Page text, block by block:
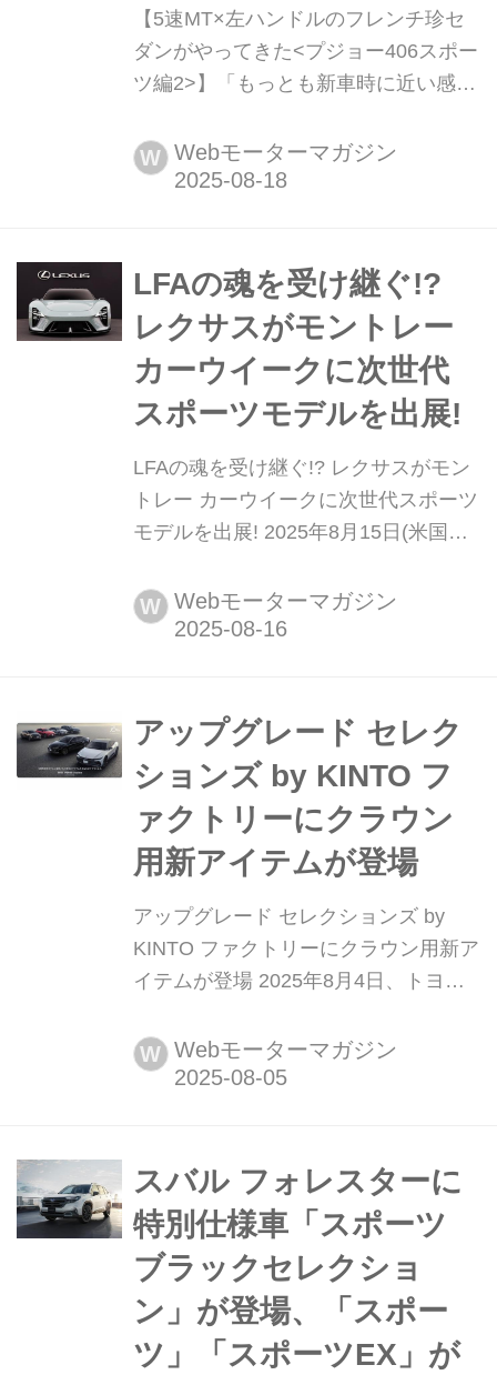
【5速MT×左ハンドルのフレンチ珍セ
ダンがやってきた<プジョー406スポー
ツ編2>】「もっとも新車時に近い感
白い!! 我が「プジョー 406 スポーツ」
が、雑誌デビューを果たしました。地
だきたく。大手中古車サイトでも3台
とか4台しか掲載されていない(編集部
調べ)希少車だけに、走りの味わい以外
にも着目しておいたほうがいいポイン
ト...
W Webモーターマガジン
LFAの魂を受け継ぐ!?
レクサスがモントレー
カーウイークに次世代
スポーツモデルを出展!
LFAの魂を受け継ぐ!? レクサスがモン
トレー カーウイークに次世代スポーツ
モデルを出展! 2025年8月15日(米国現
ア州ペブルビーチで開催される「ザ・
クエイル モータースポーツギャザリン
W Webモーターマガジン
アップグレード セレク
ションズ by KINTO フ
ァクトリーにクラウン
用新アイテムが登場
アップグレード セレクションズ by
KINTO ファクトリーにクラウン用新ア
イテムが登場 2025年8月4日、トヨタ/
規販売店で後付けできるサービス「ア
ップグレード セレクションズ
特別仕様車に採用されているアイテム
を装着できる「70周年 ...
W Webモーターマガジン
スバル フォレスターに
特別仕様車「スポーツ
ブラックセレクショ
ン」が登場、「スポー
ツ」「スポーツEX」が